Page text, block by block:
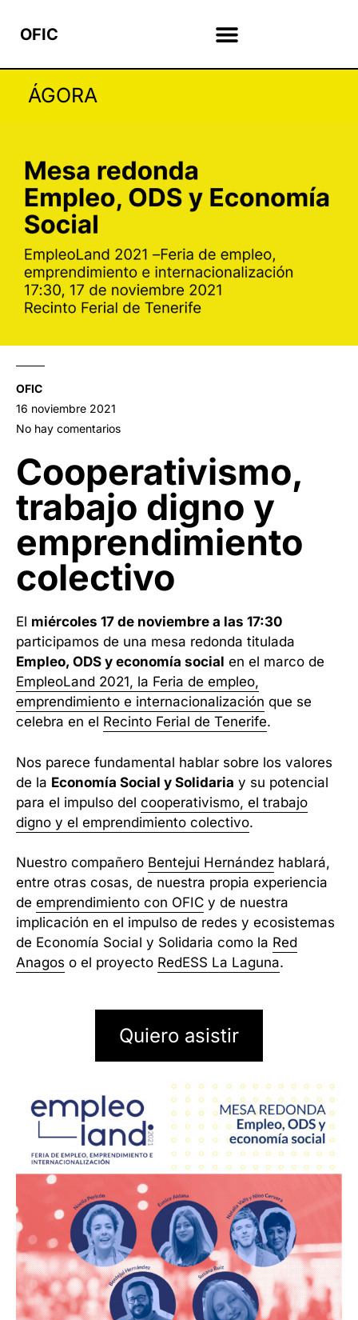
OFIC
ÁGORA
OFIC
16 noviembre 2021
No hay comentarios
Cooperativismo,
trabajo digno y
emprendimiento
colectivo
El miércoles 17 de noviembre a las 17:30
participamos de una mesa redonda titulada
Empleo, ODS y economía social en el marco de
EmpleoLand 2021, la Feria de empleo,
emprendimiento e internacionalización que se
celebra en el Recinto Ferial de Tenerife.
Nos parece fundamental hablar sobre los valores
de la Economía Social y Solidaria y su potencial
para el impulso del cooperativismo, el trabajo
digno y el emprendimiento colectivo.
Nuestro compañero Bentejui Hernández hablará,
entre otras cosas, de nuestra propia experiencia
de emprendimiento con OFIC y de nuestra
implicación en el impulso de redes y ecosistemas
de Economía Social y Solidaria como la Red
Anagos o el proyecto RedESS La Laguna.
Quiero asistir